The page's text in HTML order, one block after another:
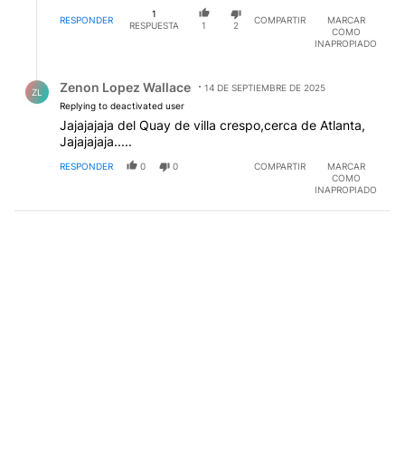
RESPONDER
1
RESPUESTA
1 2
COMPARTIR
MARCAR
COMO
INAPROPIADO
ZL Zenon Lopez Wallace
14 DE SEPTIEMBRE DE 2025
Replying to deactivated user
Jajajajaja del Quay de villa crespo,cerca de Atlanta,
Jajajajaja.....
RESPONDER 0 0 COMPARTIR
MARCAR
COMO
INAPROPIADO